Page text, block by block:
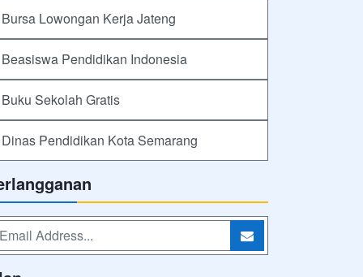
Bursa Lowongan Kerja Jateng
Beasiswa Pendidikan Indonesia
Buku Sekolah Gratis
Dinas Pendidikan Kota Semarang